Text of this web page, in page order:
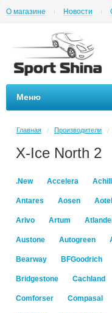
О магазине Новости
Меню
Главная / Производители /
X-Ice North 2
.New Accelera
Antares Aosen
Arivo Artum
Austone Autogreen
Bearway BFGoodrich
Bridgestone Cachland
Comforser Compasal